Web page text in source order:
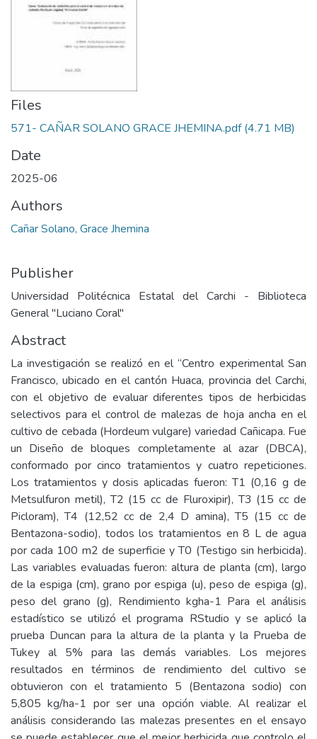
Files
571- CAÑAR SOLANO GRACE JHEMINA.pdf(4.71 MB)
Date
2025-06
Authors
Cañar Solano, Grace Jhemina
Publisher
Universidad Politécnica Estatal del Carchi - Biblioteca
General "Luciano Coral"
Abstract
La investigación se realizó en el “Centro experimental San
Francisco, ubicado en el cantón Huaca, provincia del Carchi,
con el objetivo de evaluar diferentes tipos de herbicidas
selectivos para el control de malezas de hoja ancha en el
cultivo de cebada (Hordeum vulgare) variedad Cañicapa. Fue
un Diseño de bloques completamente al azar (DBCA),
conformado por cinco tratamientos y cuatro repeticiones.
Los tratamientos y dosis aplicadas fueron: T1 (0,16 g de
Metsulfuron metil), T2 (15 cc de Fluroxipir), T3 (15 cc de
Picloram), T4 (12,52 cc de 2,4 D amina), T5 (15 cc de
Bentazona-sodio), todos los tratamientos en 8 L de agua
por cada 100 m2 de superficie y T0 (Testigo sin herbicida).
Las variables evaluadas fueron: altura de planta (cm), largo
de la espiga (cm), grano por espiga (u), peso de espiga (g),
peso del grano (g), Rendimiento kgha-1 Para el análisis
estadístico se utilizó el programa RStudio y se aplicó la
prueba Duncan para la altura de la planta y la Prueba de
Tukey al 5% para las demás variables. Los mejores
resultados en términos de rendimiento del cultivo se
obtuvieron con el tratamiento 5 (Bentazona sodio) con
5,805 kg/ha-1 por ser una opción viable. Al realizar el
análisis considerando las malezas presentes en el ensayo